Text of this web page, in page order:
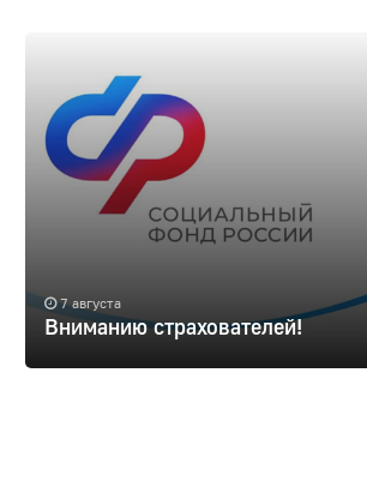
7 августа
Вниманию страхователей!